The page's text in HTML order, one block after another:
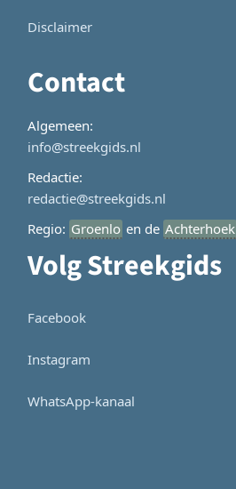
Disclaimer
Contact
Algemeen:
info@streekgids.nl
Redactie:
redactie@streekgids.nl
Regio: Groenlo en de Achterhoek
Volg Streekgids
Facebook
Instagram
WhatsApp-kanaal